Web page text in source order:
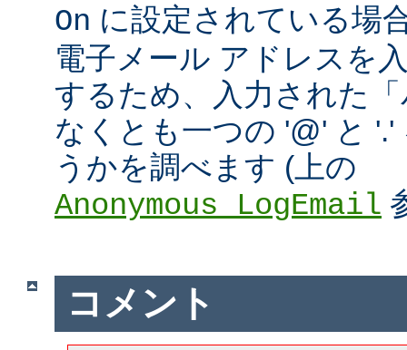
On に設定されている場
電子メール アドレスを
するため、入力された
なくとも一つの '@' と
うかを調べます (上の
Anonymous_LogEmail
コメント